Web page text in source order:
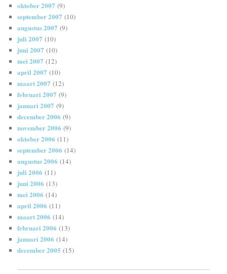
oktober 2007 (9)
september 2007 (10)
augustus 2007 (9)
juli 2007 (10)
juni 2007 (10)
mei 2007 (12)
april 2007 (10)
maart 2007 (12)
februari 2007 (9)
januari 2007 (9)
december 2006 (9)
november 2006 (9)
oktober 2006 (11)
september 2006 (14)
augustus 2006 (14)
juli 2006 (11)
juni 2006 (13)
mei 2006 (14)
april 2006 (11)
maart 2006 (14)
februari 2006 (13)
januari 2006 (14)
december 2005 (15)